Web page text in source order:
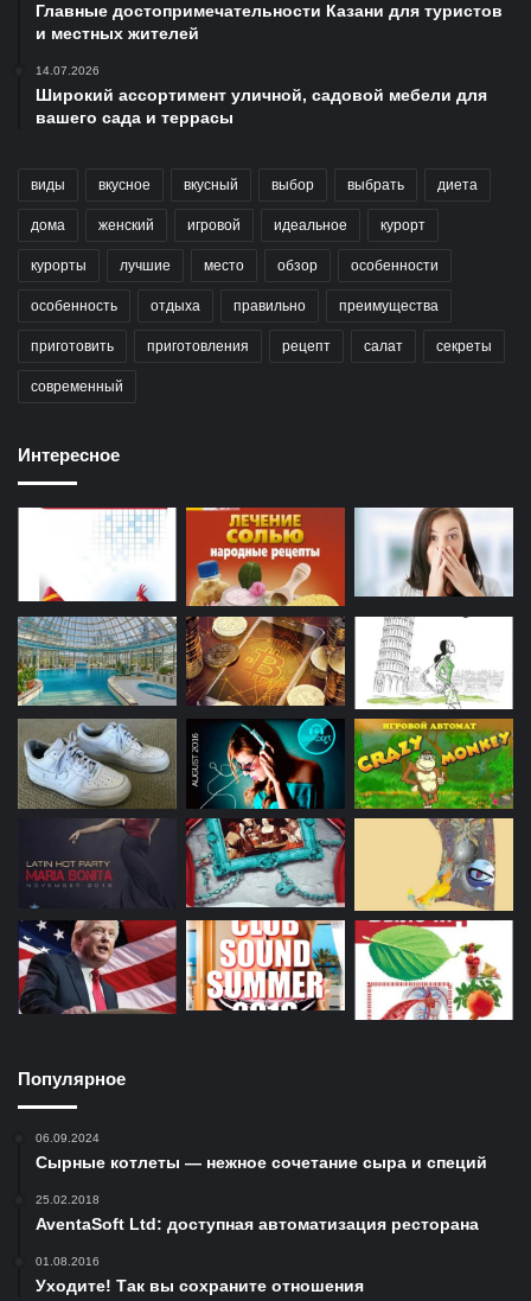
Главные достопримечательности Казани для туристов
и местных жителей
14.07.2026
Широкий ассортимент уличной, садовой мебели для
вашего сада и террасы
виды вкусное вкусный выбор выбрать диета
дома женский игровой идеальное курорт
курорты лучшие место обзор особенности
особенность отдыха правильно преимущества
приготовить приготовления рецепт салат секреты
современный
Интересное
Популярное
06.09.2024
Сырные котлеты — нежное сочетание сыра и специй
25.02.2018
AventaSoft Ltd: доступная автоматизация ресторана
01.08.2016
Уходите! Так вы сохраните отношения